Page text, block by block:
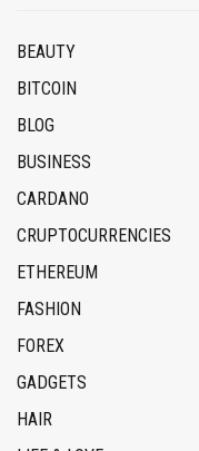
BEAUTY
BITCOIN
BLOG
BUSINESS
CARDANO
CRUPTOCURRENCIES
ETHEREUM
FASHION
FOREX
GADGETS
HAIR